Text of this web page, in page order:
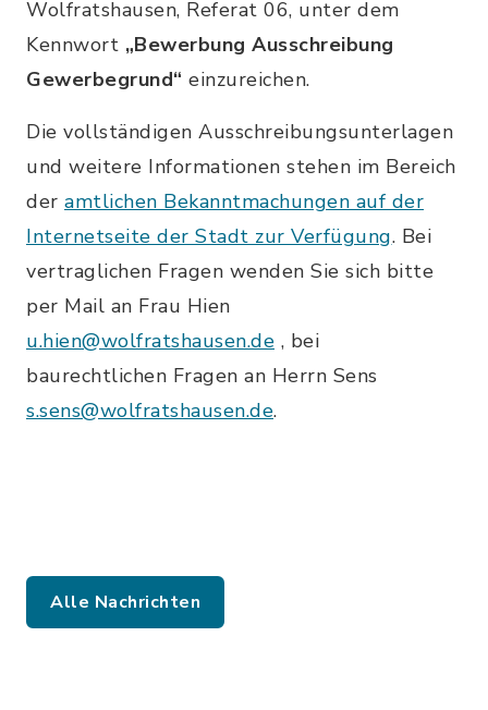
Wolfratshausen, Referat 06, unter dem
Kennwort „Bewerbung Ausschreibung
Gewerbegrund“ einzureichen.
Die vollständigen Ausschreibungsunterlagen
und weitere Informationen stehen im Bereich
der amtlichen Bekanntmachungen auf der
Internetseite der Stadt zur Verfügung. Bei
vertraglichen Fragen wenden Sie sich bitte
per Mail an Frau Hien
u.hien@wolfratshausen.de , bei
baurechtlichen Fragen an Herrn Sens
s.sens@wolfratshausen.de.
Alle Nachrichten